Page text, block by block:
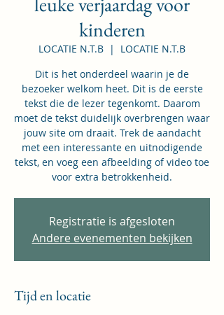
kinderen
LOCATIE N.T.B
  |
LOCATIE N.T.B
Dit is het onderdeel waarin je de
bezoeker welkom heet. Dit is de eerste
tekst die de lezer tegenkomt. Daarom
moet de tekst duidelijk overbrengen waar
jouw site om draait. Trek de aandacht
met een interessante en uitnodigende
tekst, en voeg een afbeelding of video toe
voor extra betrokkenheid.
Registratie is afgesloten
Andere evenementen bekijken
Tijd en locatie